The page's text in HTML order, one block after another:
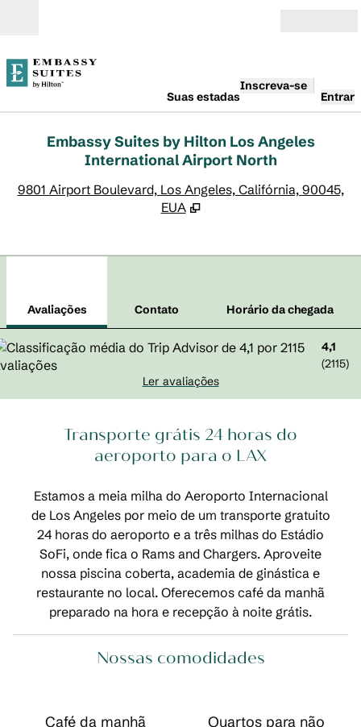
Suas estadas
Inscreva-se
Entrar
Embassy Suites by Hilton Los Angeles
International Airport North
9801 Airport Boulevard, Los Angeles, Califórnia, 90045,
EUA
Avaliações Contato
Horário da chegada
4,1
(2115)
Ler avaliações
Transporte grátis 24 horas do
aeroporto para o LAX
Estamos a meia milha do Aeroporto Internacional
de Los Angeles por meio de um transporte gratuito
24 horas do aeroporto e a três milhas do Estádio
SoFi, onde fica o Rams and Chargers. Aproveite
nossa piscina coberta, academia de ginástica e
restaurante no local. Oferecemos café da manhã
preparado na hora e recepção à noite grátis.
Nossas comodidades
Café da manhã
Quartos para não